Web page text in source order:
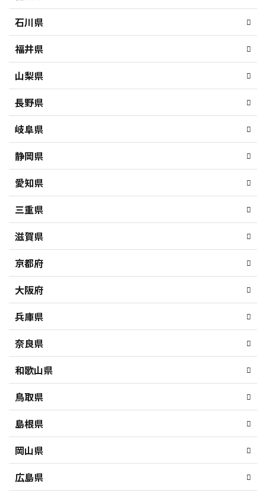
石川県
福井県
山梨県
長野県
岐阜県
静岡県
愛知県
三重県
滋賀県
京都府
大阪府
兵庫県
奈良県
和歌山県
鳥取県
島根県
岡山県
広島県